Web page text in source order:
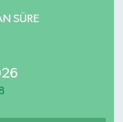
SÜRE